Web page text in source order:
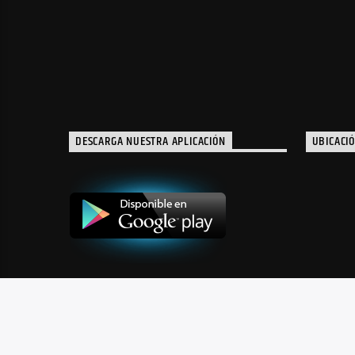
DESCARGA NUESTRA APLICACIÓN